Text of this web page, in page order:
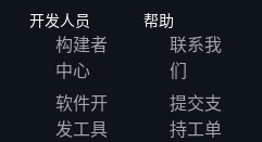
开发人员
构建者
中心
软件开
发工具
帮助
联系我
们
提交支
持工单